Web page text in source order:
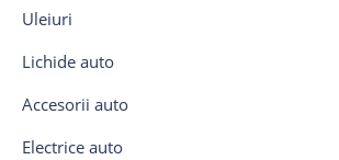
Uleiuri
Lichide auto
Accesorii auto
Electrice auto